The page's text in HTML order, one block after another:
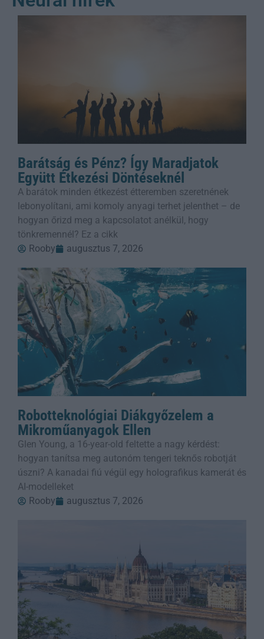
Barátság és Pénz? Így Maradjatok
Együtt Étkezési Döntéseknél
A barátok minden étkezést étteremben szeretnének
lebonyolítani, ami komoly anyagi terhet jelenthet – de
hogyan őrizd meg a kapcsolatot anélkül, hogy
tönkremennél? Ez a cikk
Rooby
augusztus 7, 2026
Robotteknológiai Diákgyőzelem a
Mikroműanyagok Ellen
Glen Young, a 16-year-old feltette a nagy kérdést:
hogyan tanítsa meg autonóm tengeri teknős robotját
úszni? A kanadai fiú végül egy holografikus kamerát és
AI-modelleket
Rooby
augusztus 7, 2026